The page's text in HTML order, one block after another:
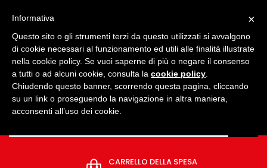
CARRELLO DELLA SPESA
×
Informativa
Questo sito o gli strumenti terzi da questo utilizzati si avvalgono
di cookie necessari al funzionamento ed utili alle finalità illustrate
nella cookie policy. Se vuoi saperne di più o negare il consenso
a tutti o ad alcuni cookie, consulta la cookie policy
Chiudendo questo banner, scorrendo questa pagina, cliccando
su un link o proseguendo la navigazione in altra maniera,
acconsenti all’uso dei cookie.